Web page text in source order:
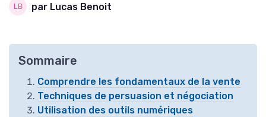
par Lucas Benoit
Sommaire
Comprendre les fondamentaux de la vente
Techniques de persuasion et négociation
Utilisation des outils numériques